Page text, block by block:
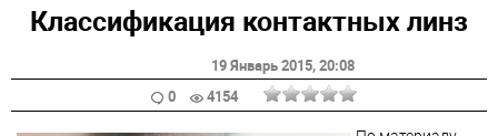
Классификация контактных линз
19 Январь 2015, 20:08
0
4154